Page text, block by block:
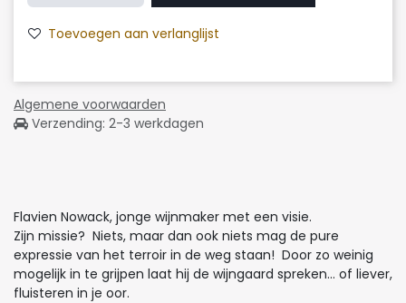
Toevoegen aan verlanglijst
Algemene voorwaarden
Verzending: 2-3 werkdagen
Flavien Nowack, jonge wijnmaker met een visie.
Zijn missie? Niets, maar dan ook niets mag de pure
expressie van het terroir in de weg staan! Door zo weinig
mogelijk in te grijpen laat hij de wijngaard spreken… of liever,
fluisteren in je oor.